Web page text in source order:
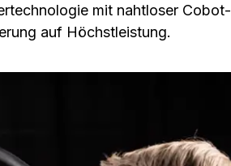
mit nahtloser Cobot-
auf Höchstleistung.